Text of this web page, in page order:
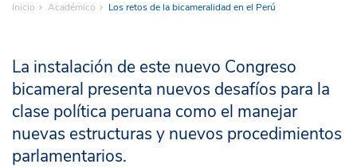
Inicio Académico Los retos de la bicameralidad en el Perú
La instalación de este nuevo Congreso
bicameral presenta nuevos desafíos para la
clase política peruana como el manejar
nuevas estructuras y nuevos procedimientos
parlamentarios.